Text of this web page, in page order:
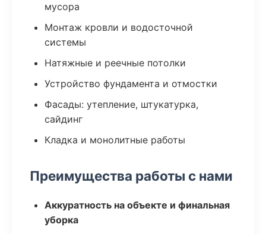
мусора
Монтаж кровли и водосточной
системы
Натяжные и реечные потолки
Устройство фундамента и отмостки
Фасады: утепление, штукатурка,
сайдинг
Кладка и монолитные работы
Преимущества работы с нами
Аккуратность на объекте и финальная
уборка